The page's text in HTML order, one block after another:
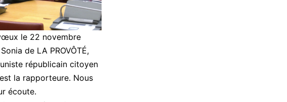
le 22 novembre
de LA PROVÔTÉ,
républicain citoyen
la rapporteure. Nous
écoute.